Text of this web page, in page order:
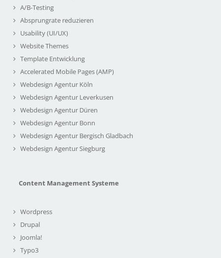
A/B-Testing
Absprungrate reduzieren
Usability (UI/UX)
Website Themes
Template Entwicklung
Accelerated Mobile Pages (AMP)
Webdesign Agentur Köln
Webdesign Agentur Leverkusen
Webdesign Agentur Düren
Webdesign Agentur Bonn
Webdesign Agentur Bergisch Gladbach
Webdesign Agentur Siegburg
Content Management Systeme
Wordpress
Drupal
Joomla!
Typo3